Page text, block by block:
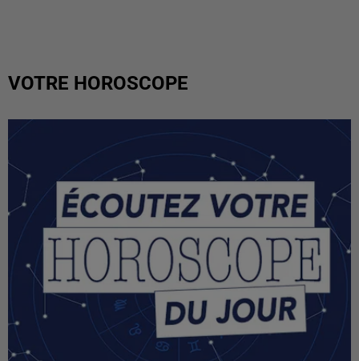
VOTRE HOROSCOPE